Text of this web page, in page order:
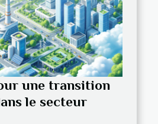
une transition
le secteur